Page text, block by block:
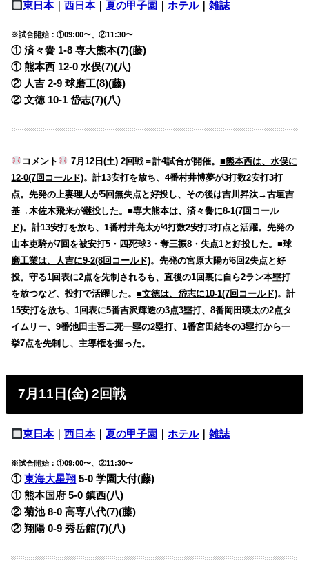
東日本｜西日本｜夏の甲子園 ｜ホテル｜雑誌
※試合開始：①09:00〜、②11:30〜
① 済々黌 1-8 専大熊本(7)(藤)
① 熊本西 12-0 水俣(7)(八)
② 人吉 2-9 球磨工(8)(藤)
② 文徳 10-1 岱志(7)(八)
コメント 7月12日(土) 2回戦＝計4試合が開催。 ■熊本西は、水俣に
12-0(7回コールド)。計13安打を放ち、4番村井博夢が3打数2安打3打
点。先発の上妻理人が5回無失点と好投し、その後は吉川昇汰→古垣吉
基→木佐木飛来が継投した。■専大熊本は、済々黌に8-1(7回コール
ド)。計13安打を放ち、1番村井亮太が4打数2安打3打点と活躍。先発の
山本吏騎が7回を被安打5・四死球3・奪三振8・失点1と好投した。■球
磨工業は、人吉に9-2(8回コールド)。先発の宮原大陽が6回2失点と好
投。守る1回表に2点を先制されるも、直後の1回裏に自ら2ラン本塁打
を放つなど、投打で活躍した。■文徳は、岱志に10-1(7回コールド)。計
15安打を放ち、1回表に5番吉沢輝透の3点3塁打、8番岡田瑛太の2点タ
イムリー、9番池田圭吾二死一塁の2塁打、1番宮田結冬の3塁打から一
挙7点を先制し、主導権を握った。
7月11日(金) 2回戦
東日本｜西日本｜夏の甲子園 ｜ホテル｜雑誌
※試合開始：①09:00〜、②11:30〜
①東海大星翔 5-0 学園大付(藤)
① 熊本国府 5-0 鎮西(八)
② 菊池 8-0 高専八代(7)(藤)
② 翔陽 0-9 秀岳館(7)(八)